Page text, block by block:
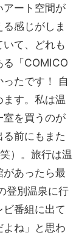
アート空間が
感じがしま
て、どれも
る「COMICO
たです！ 自
す。私は温
室を買うのが
前にもまた
）。旅行は温
あったら最
登別温泉に行
番組に出て
ね」と思わ